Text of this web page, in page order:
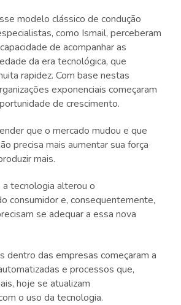
modelo clássico de condução
como Ismail, perceberam
de acompanhar as
da era tecnológica, que
rapidez. Com base nestas
exponenciais começaram
de crescimento.
que o mercado mudou e que
precisa mais aumentar sua força
mais.
a tecnologia alterou o
consumidor e, consequentemente,
se adequar a essa nova
dentro das empresas começaram a
e processos que,
hoje se atualizam
o uso da tecnologia.